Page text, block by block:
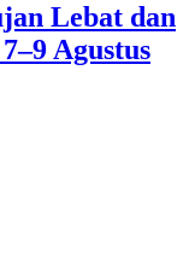
Lebat dan
Agustus